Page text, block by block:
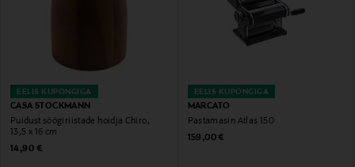
EELIS KUPONGIGA
CASA STOCKMANN
Puidust söögiriistade hoidja Chiro,
13,5 x 16 cm
Original Price
14,90 €
EELIS KUPONGIGA
MARCATO
Pastamasin Atlas 150
Original Price
159,00 €